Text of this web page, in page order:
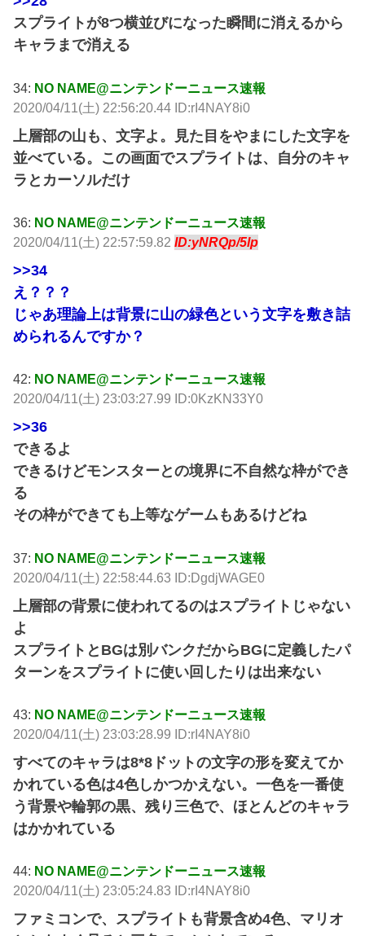
スプライトが8つ横並びになった瞬間に消えるから
キャラまで消える
34: NO NAME@ニンテンドーニュース速報
2020/04/11(土) 22:56:20.44 ID:rI4NAY8i0
上層部の山も、文字よ。見た目をやまにした文字を
並べている。この画面でスプライトは、自分のキャ
ラとカーソルだけ
36: NO NAME@ニンテンドーニュース速報
2020/04/11(土) 22:57:59.82ID:yNRQp/5lp
>>34
え？？？
じゃあ理論上は背景に山の緑色という文字を敷き詰
められるんですか？
42: NO NAME@ニンテンドーニュース速報
2020/04/11(土) 23:03:27.99 ID:0KzKN33Y0
>>36
できるよ
できるけどモンスターとの境界に不自然な枠ができ
る
その枠ができても上等なゲームもあるけどね
37: NO NAME@ニンテンドーニュース速報
2020/04/11(土) 22:58:44.63 ID:DgdjWAGE0
上層部の背景に使われてるのはスプライトじゃない
よ
スプライトとBGは別バンクだからBGに定義したパ
ターンをスプライトに使い回したりは出来ない
43: NO NAME@ニンテンドーニュース速報
2020/04/11(土) 23:03:28.99 ID:rI4NAY8i0
すべてのキャラは8*8ドットの文字の形を変えてか
かれている色は4色しかつかえない。一色を一番使
う背景や輪郭の黒、残り三色で、ほとんどのキャラ
はかかれている
44: NO NAME@ニンテンドーニュース速報
2020/04/11(土) 23:05:24.83 ID:rI4NAY8i0
ファミコンで、スプライトも背景含め4色、マリオ